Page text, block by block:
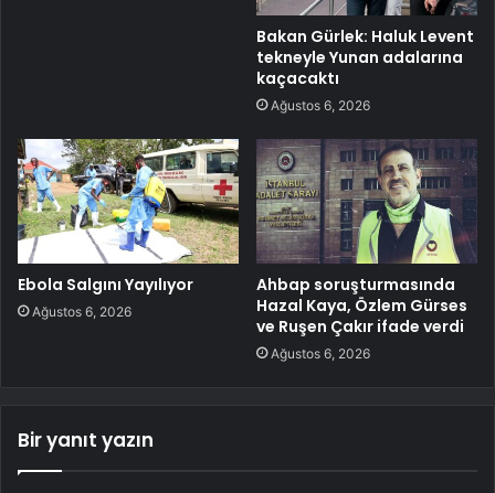
Bakan Gürlek: Haluk Levent
tekneyle Yunan adalarına
kaçacaktı
Ağustos 6, 2026
Ebola Salgını Yayılıyor
Ağustos 6, 2026
Ahbap soruşturmasında
Hazal Kaya, Özlem Gürses
ve Ruşen Çakır ifade verdi
Ağustos 6, 2026
Bir yanıt yazın